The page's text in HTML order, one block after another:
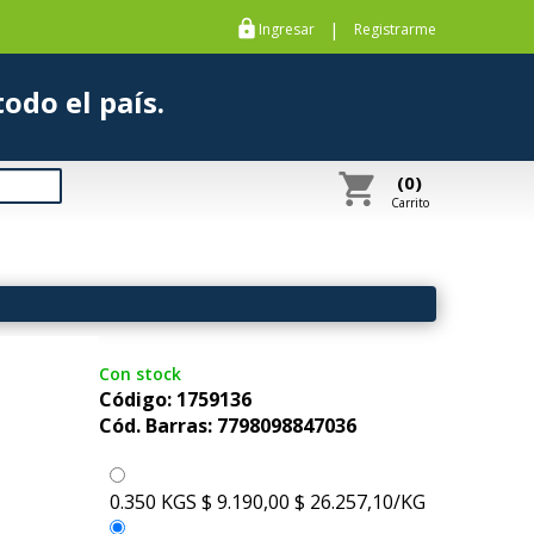
https Ingresar | Registrarme
a todo el país.
shopping_cart (0)
Carrito
Con stock
Código: 1759136
Cód. Barras: 7798098847036
0.350 KGS $ 9.190,00 $ 26.257,10/KG